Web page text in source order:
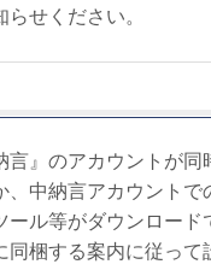
せください。
』のアカウントが
中納言アカウント
ル等がダウンロー
梱する案内に従って